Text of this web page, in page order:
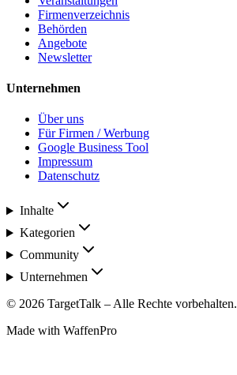
Firmenverzeichnis
Behörden
Angebote
Newsletter
Unternehmen
Über uns
Für Firmen / Werbung
Google Business Tool
Impressum
Datenschutz
Inhalte
Kategorien
Community
Unternehmen
© 2026 TargetTalk – Alle Rechte vorbehalten.
Made with WaffenPro